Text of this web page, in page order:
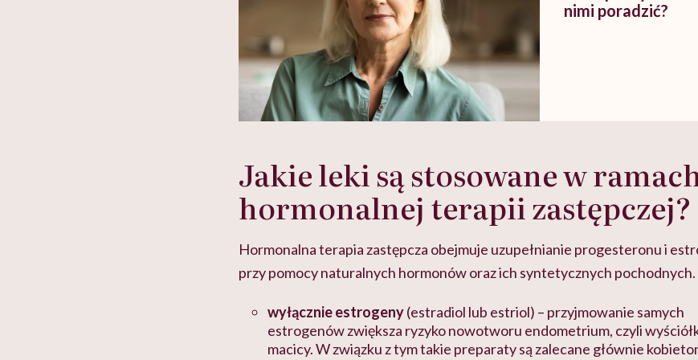
nimi poradzić?
Jakie leki są stosowane w
hormonalnej terapii zastępczej?
Hormonalna terapia zastępcza obejmuje uzupełnianie progesteronu i
przy pomocy naturalnych hormonów oraz ich syntetycznych pochodnych.
wyłącznie estrogeny(estradiol lub estriol) – przyjmowanie samych
estrogenów zwiększa ryzyko nowotworu endometrium, czyli
macicy. W związku z tym takie preparaty są zalecane głównie